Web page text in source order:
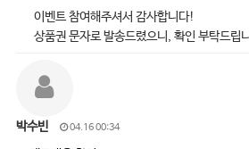
이벤트 참여해주셔서 감사합니다!
상품권 문자로 발송드렸으니, 확인 부탁드립
박수빈 04.16 00:34